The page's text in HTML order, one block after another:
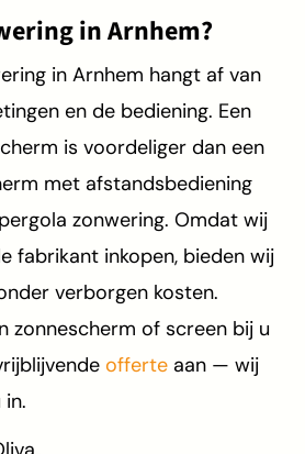
in Arnhem?
in Arnhem hangt af van
en de bediening. Een
is voordeliger dan een
met afstandsbediening
zonwering. Omdat wij
fabrikant inkopen, bieden wij
verborgen kosten.
zonnescherm of screen bij u
offerteaan — wij